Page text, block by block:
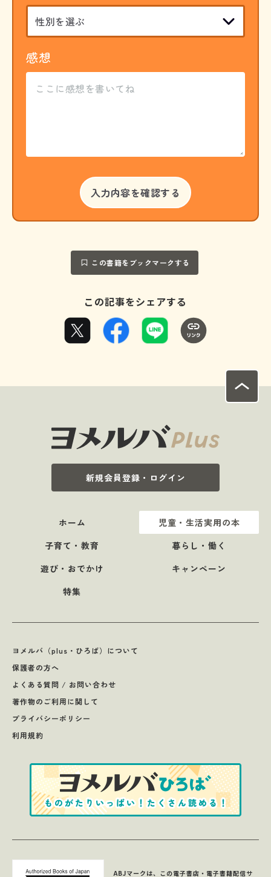
感想
この書籍をブックマークする
この記事をシェアする
新規会員登録・ログイン
ホーム
児童・生活実用の本
子育て・教育
暮らし・働く
遊び・おでかけ
キャンペーン
特集
ヨメルバ（plus・ひろば）について
保護者の方へ
よくある質問 / お問い合わせ
著作物のご利用に関して
プライバシーポリシー
利用規約
ABJマークは、この電子書店・電子書籍配信サ